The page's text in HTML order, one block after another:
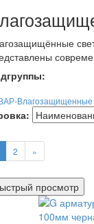
Влагозащищенные
2 »
просмотр